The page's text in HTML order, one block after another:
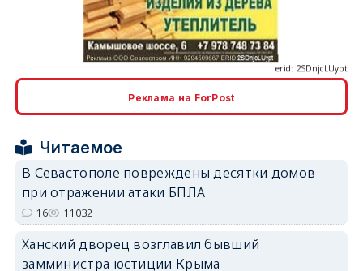
erid: 2SDnjcrDNw6
Реклама на ForPost
Читаемое
В Севастополе повреждены десятки домов
при отражении атаки БПЛА
16 11032
Ханский дворец возглавил бывший
замминистра юстиции Крыма